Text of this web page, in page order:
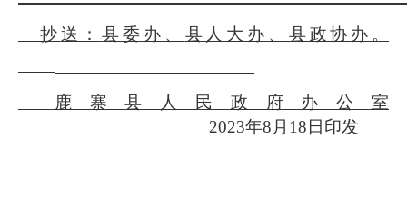
抄送：县委办、 县人大 办 、县政协 办 。
鹿寨县人民政府办公室
2023年8月 18 日印发